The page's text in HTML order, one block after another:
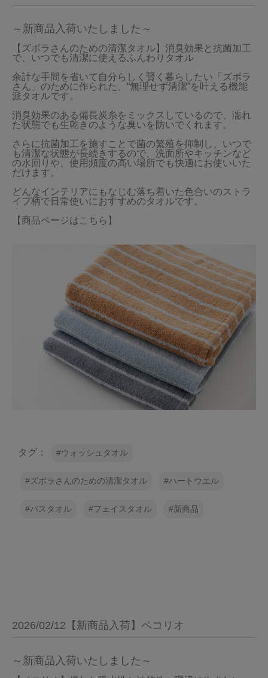
～新商品入荷いたしました～
【ズボラさんのための清潔タオル】消臭効果と抗菌加工
で、いつでも清潔に使えるふんわりタオル
余計な手間を省いて自分らしく賢く暮らしたい「ズボラ
さん」のために作られた、“無理せず清潔”を叶える機能
派タオルです。
消臭効果のある備長炭糸をミックスしているので、濡れ
た状態でも生乾きのような臭いを防いでくれます。
さらに抗菌加工を施すことで菌の繁殖を抑制し、いつで
も清潔な状態が長続きするので、洗面所やキッチンなど
の水回りや、使用頻度の高い場所でも快適にお使いいた
だけます。
どんなインテリアにもなじむ落ち着いた色合いのストラ
イプ柄で日常使いにおすすめのタオルです。
【商品ページはこちら】
タグ： ウォッシュタオル
ズボラさんのための清潔タオル ハートウエル
バスタオル フェイスタオル 新商品
2026/02/12【新商品入荷】ペコリオ
～新商品入荷いたしました～